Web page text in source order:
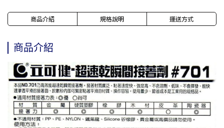
商品介紹 規格說明 運送方式
商品介紹